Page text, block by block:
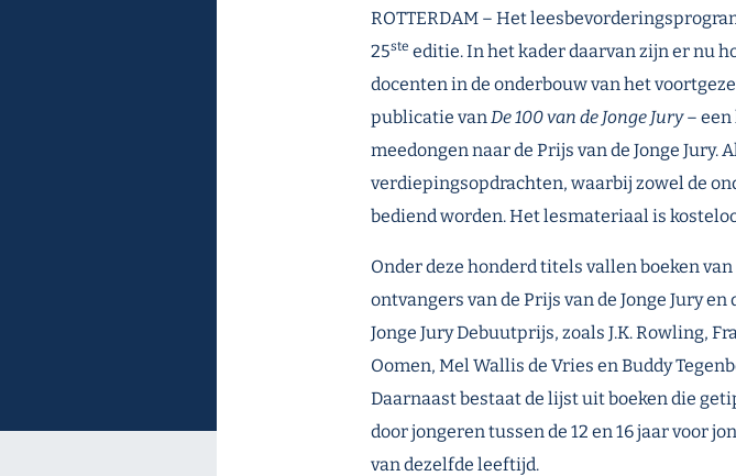
ROTTERDAM – Het
25ste editie. In het kader daarvan zijn er nu
docenten in de onderbouw van het
publicatie vanDe 100 van de Jonge Jury–
meedongen naar de Prijs van de Jonge
verdiepingsopdrachten, waarbij zowel de
bediend worden. Het lesmateriaal is
Onder deze honderd titels vallen boeken van
ontvangers van de Prijs van de Jonge Jury en
Jonge Jury Debuutprijs, zoals J.K. Rowling,
Oomen, Mel Wallis de Vries en Buddy
Daarnaast bestaat de lijst uit boeken die
door jongeren tussen de 12 en 16 jaar voor
van dezelfde leeftijd.